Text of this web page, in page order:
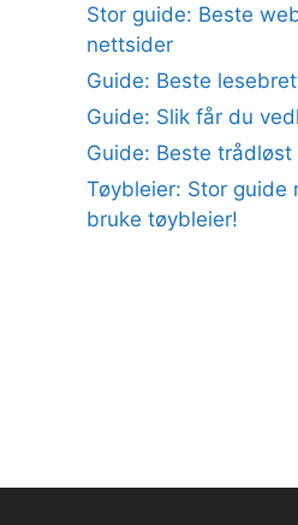
Stor guide: Beste
nettsider
Guide: Beste
Guide: Slik får du
Guide: Beste trådløst
Tøybleier: Stor guide
bruke tøybleier!